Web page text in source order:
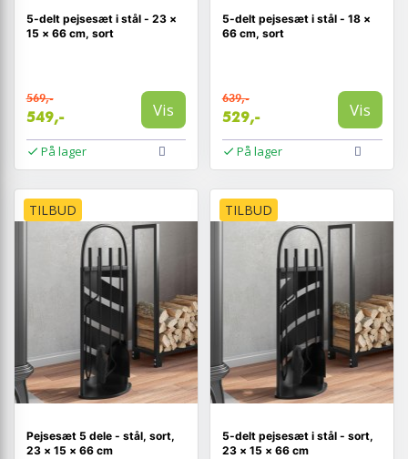
5-delt pejsesæt i stål - 23 ×
15 × 66 cm, sort
569,-
549,- Vis
På lager
5-delt pejsesæt i stål - 18 ×
66 cm, sort
639,-
529,- Vis
På lager
TILBUD
Pejsesæt 5 dele - stål, sort,
23 × 15 × 66 cm
TILBUD
5-delt pejsesæt i stål - sort,
23 × 15 × 66 cm